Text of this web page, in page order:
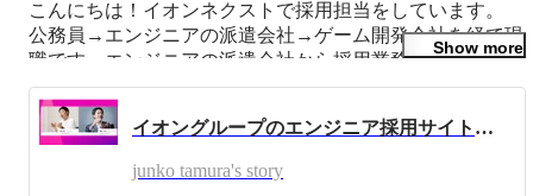
こんにちは！イオンネクストで採用担当をしています。
公務員→エンジニアの派遣会社→ゲーム開発会社を経て現
職です。エンジニアの派遣会社から採用業務に携わり、計
8年くらい採用を経験しています。
会社の「この人と働きたい！」という思いと、候補者の
「この会社で働きたい！」という思い、双方をマッチング
できることが採用業務の楽しみだと思っています。
週末はホットヨガでリフレッシュしています。
Show more
イオングループのエンジニア採用サイトが公開されました！
junko tamura's story